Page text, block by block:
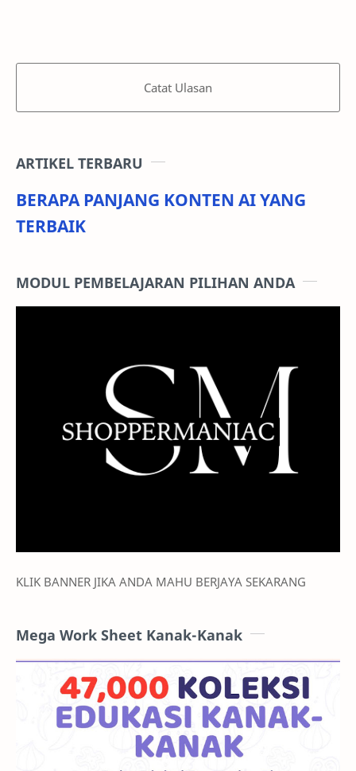
Catat Ulasan
ARTIKEL TERBARU
BERAPA PANJANG KONTEN AI YANG
TERBAIK
MODUL PEMBELAJARAN PILIHAN ANDA
KLIK BANNER JIKA ANDA MAHU BERJAYA SEKARANG
Mega Work Sheet Kanak-Kanak